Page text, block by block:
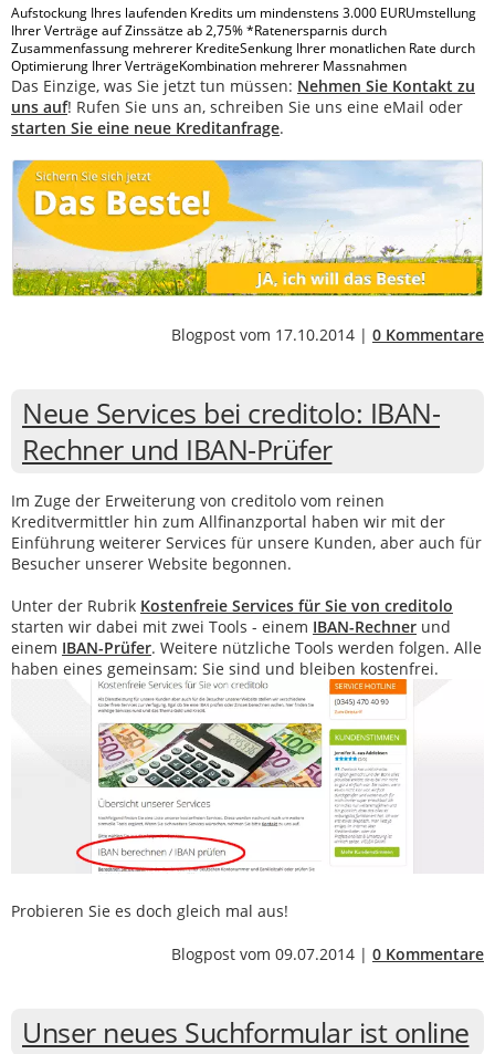
Aufstockung Ihres laufenden Kredits um mindenstens 3.000 EURUmstellung
Ihrer Verträge auf Zinssätze ab 2,75% *Ratenersparnis durch
Zusammenfassung mehrerer KrediteSenkung Ihrer monatlichen Rate durch
Optimierung Ihrer VerträgeKombination mehrerer Massnahmen
Das Einzige, was Sie jetzt tun müssen: Nehmen Sie Kontakt zu
uns auf! Rufen Sie uns an, schreiben Sie uns eine eMail oder
starten Sie eine neue Kreditanfrage.
Blogpost vom 17.10.2014 | 0 Kommentare
Neue Services bei creditolo: IBAN-
Rechner und IBAN-Prüfer
Im Zuge der Erweiterung von creditolo vom reinen
Kreditvermittler hin zum Allfinanzportal haben wir mit der
Einführung weiterer Services für unsere Kunden, aber auch für
Besucher unserer Website begonnen.
Unter der Rubrik Kostenfreie Services für Sie von creditolo
starten wir dabei mit zwei Tools - einem IBAN-Rechner und
einem IBAN-Prüfer. Weitere nützliche Tools werden folgen. Alle
haben eines gemeinsam: Sie sind und bleiben kostenfrei.
Probieren Sie es doch gleich mal aus!
Blogpost vom 09.07.2014 | 0 Kommentare
Unser neues Suchformular ist online